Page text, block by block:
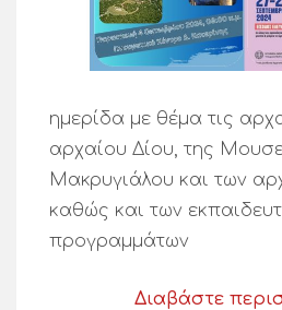
ημερίδα με θέμα τις
αρχαίου Δίου, της
Μακρυγιάλου και των
καθώς και των
προγραμμάτων
Διαβάστε